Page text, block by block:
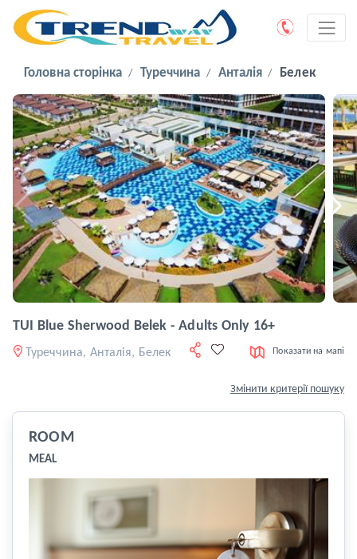
Головна сторінка Туреччина Анталія Белек
TUI Blue Sherwood Belek - Adults Only 16+
Туреччина, Анталія, Белек Показати на мапі
Змінити критерії пошуку
ROOM
MEAL